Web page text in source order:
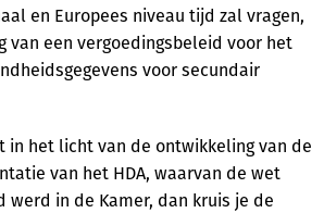
en Europees niveau tijd zal vragen,
van een vergoedingsbeleid voor het
voor secundair
in het licht van de ontwikkeling van de
van het HDA, waarvan de wet
werd in de Kamer, dan kruis je de